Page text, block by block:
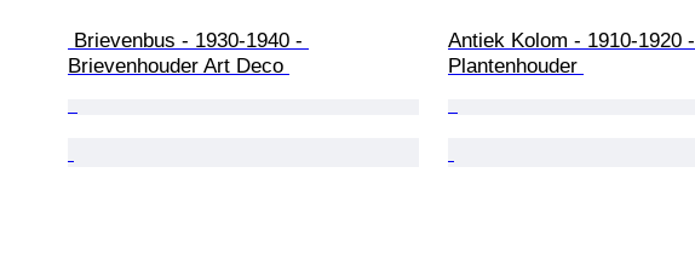
Brievenhouder Art Deco
Antiek Kolom - 1910-1920 -
Plantenhouder